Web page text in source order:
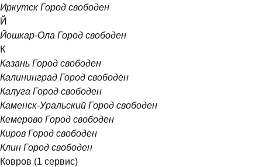
Иркутск Город свободен
Й
Йошкар-Ола Город свободен
К
Казань Город свободен
Калининград Город свободен
Калуга Город свободен
Каменск-Уральский Город свободен
Кемерово Город свободен
Киров Город свободен
Клин Город свободен
Ковров (1 сервис)